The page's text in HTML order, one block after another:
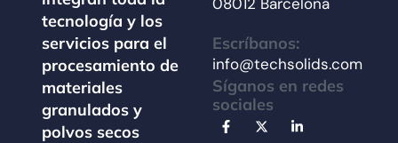
tecnología y los
servicios para el
procesamiento de
materiales
granulados y
polvos secos
Escríbanos:
info@techsolids.com
Síganos en redes
sociales